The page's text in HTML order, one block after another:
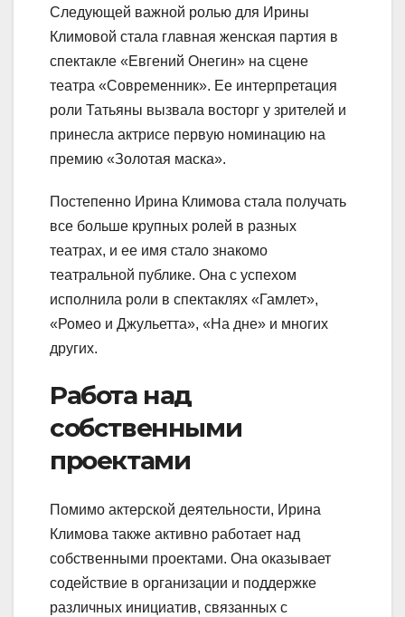
Следующей важной ролью для Ирины
Климовой стала главная женская партия в
спектакле «Евгений Онегин» на сцене
театра «Современник». Ее интерпретация
роли Татьяны вызвала восторг у зрителей и
принесла актрисе первую номинацию на
премию «Золотая маска».
Постепенно Ирина Климова стала получать
все больше крупных ролей в разных
театрах, и ее имя стало знакомо
театральной публике. Она с успехом
исполнила роли в спектаклях «Гамлет»,
«Ромео и Джульетта», «На дне» и многих
других.
Работа над
собственными
проектами
Помимо актерской деятельности, Ирина
Климова также активно работает над
собственными проектами. Она оказывает
содействие в организации и поддержке
различных инициатив, связанных с